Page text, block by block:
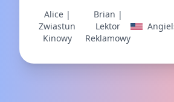
Alice |
Zwiastun
Kinowy
Brian |
Lektor
Reklamowy